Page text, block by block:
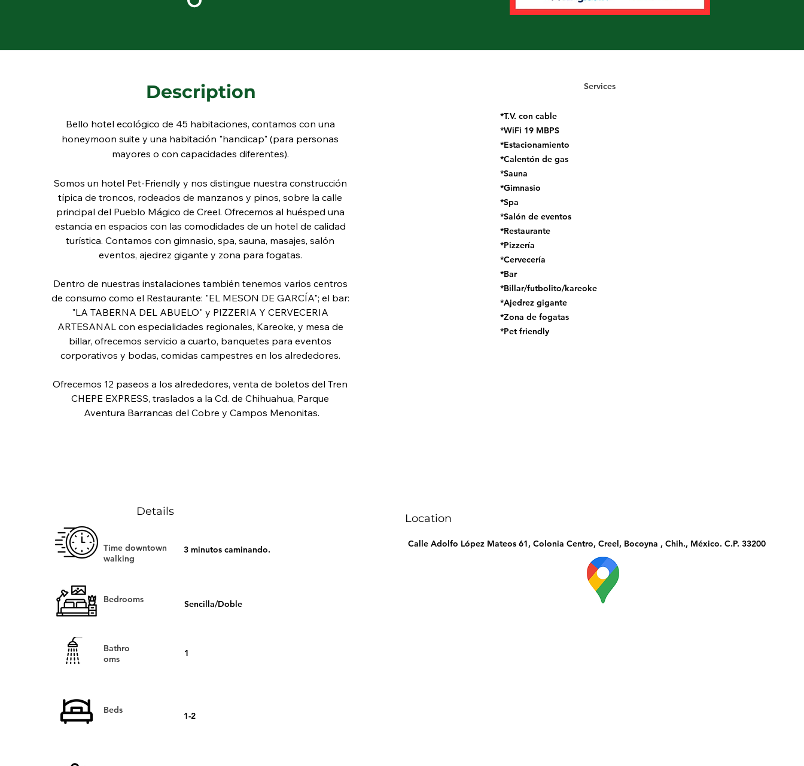
Description
Bello hotel ecológico de 45 habitaciones, contamos con una
honeymoon suite y una habitación "handicap" (para personas
mayores o con capacidades diferentes).
Somos un hotel Pet-Friendly y nos distingue nuestra construcción
típica de troncos, rodeados de manzanos y pinos, sobre la calle
principal del Pueblo Mágico de Creel. Ofrecemos al huésped una
estancia en espacios con las comodidades de un hotel de calidad
turística. Contamos con gimnasio, spa, sauna, masajes, salón
eventos, ajedrez gigante y zona para fogatas.
Dentro de nuestras instalaciones también tenemos varios centros
de consumo como el Restaurante: "EL MESON DE GARCÍA"; el bar:
"LA TABERNA DEL ABUELO" y PIZZERIA Y CERVECERIA
ARTESANAL con especialidades regionales, Kareoke, y mesa de
billar, ofrecemos servicio a cuarto, banquetes para eventos
corporativos y bodas, comidas campestres en los alrededores.
Ofrecemos 12 paseos a los alrededores, venta de boletos del Tren
CHEPE EXPRESS, traslados a la Cd. de Chihuahua, Parque
Aventura Barrancas del Cobre y Campos Menonitas.
Services
*T.V. con cable
*WiFi 19 MBPS
*Estacionamiento
*Calentón de gas
*Sauna
*Gimnasio
*Spa
*Salón de eventos
*Restaurante
*Pizzería
*Cervecería
*Bar
*Billar/futbolito/kareoke
*Ajedrez gigante
*Zona de fogatas
*Pet friendly
Details
3 minutos caminando.
Time downtown
walking
Bedrooms Sencilla/Doble
Bathro
oms
1
Beds
1-2
Location
Calle Adolfo López Mateos 61, Colonia Centro, Creel, Bocoyna , Chih., México. C.P. 33200